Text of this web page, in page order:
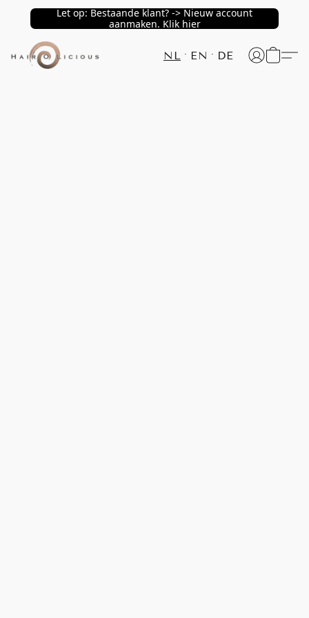
Let op: Bestaande klant? -> Nieuw account
aanmaken. Klik hier
NL EN DE